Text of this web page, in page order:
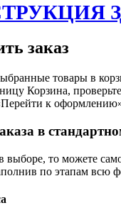
заказ
товары в
Корзина,
к
в
то можете
по этапам всю